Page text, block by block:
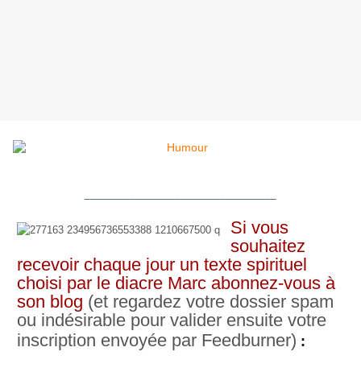
Si vous
souhaitez
recevoir chaque jour un texte spirituel
choisi par le diacre Marc abonnez-vous à
son blog (et regardez votre dossier spam
ou indésirable pour valider ensuite votre
inscription envoyée par Feedburner) :